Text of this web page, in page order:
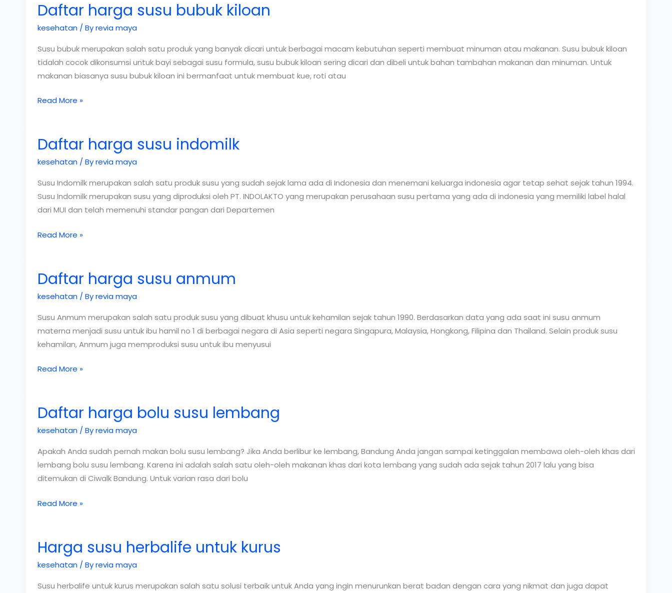
Terbaru
Daftar harga susu bubuk kiloan
kesehatan/ Byrevia maya
Susu bubuk merupakan salah satu produk yang banyak dicari untuk berbagai macam kebutuhan seperti membuat minuman atau makanan. Susu bubuk kiloan
tidalah cocok dikonsumsi untuk bayi sebagai susu formula, susu bubuk kiloan sering dicari dan dibeli untuk bahan tambahan makanan dan minuman. Untuk
makanan biasanya susu bubuk kiloan ini bermanfaat untuk membuat kue, roti atau
Daftar
bubuk
Read More »
Daftar harga susu indomilk
kesehatan/ Byrevia maya
Susu Indomilk merupakan salah satu produk susu yang sudah sejak lama ada di Indonesia dan menemani keluarga indonesia agar tetap sehat sejak tahun 1994.
Susu Indomilk merupakan susu yang diproduksi oleh PT. INDOLAKTO yang merupakan perusahaan susu pertama yang ada di indonesia yang memiliki label halal
dari MUI dan telah memenuhi standar pangan dari Departemen
Daftar
indomilk
Read More »
Daftar harga susu anmum
kesehatan/ Byrevia maya
Susu Anmum merupakan salah satu produk susu yang dibuat khusu untuk kehamilan sejak tahun 1990. Berdasarkan data yang ada saat ini susu anmum
materna menjadi susu untuk ibu hamil no 1 di berbagai negara di Asia seperti negara Singapura, Malaysia, Hongkong, Filipina dan Thailand. Selain produk susu
kehamilan, Anmum juga memproduksi susu untuk ibu menyusui
Daftar
anmum
Read More »
Daftar harga bolu susu lembang
kesehatan/ Byrevia maya
Apakah Anda sudah pernah makan bolu susu lembang? Jika Anda berlibur ke lembang, Bandung Anda jangan sampai ketinggalan membawa oleh-oleh khas dari
lembang bolu susu lembang. Karena ini adalah salah satu oleh-oleh makanan khas dari kota lembang yang sudah ada sejak tahun 2017 lalu yang bisa
ditemukan di Ciwalk Bandung. Untuk varian rasa dari bolu
Daftar
susu
lembang
Read More »
Harga susu herbalife untuk kurus
kesehatan/ Byrevia maya
Susu herbalife untuk kurus merupakan salah satu solusi terbaik untuk Anda yang ingin menurunkan berat badan dengan cara yang nikmat dan juga dapat